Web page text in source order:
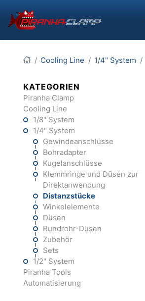
Cooling Line 1/4" System
KATEGORIEN
Piranha Clamp
Cooling Line
1/8" System
1/4" System
Gewindeanschlüsse
Bohradapter
Kugelanschlüsse
Klemmringe und Düsen zur
Direktanwendung
Distanzstücke
Winkelelemente
Düsen
Rundrohr-Düsen
Zubehör
Sets
1/2" System
Piranha Tools
Automatisierung